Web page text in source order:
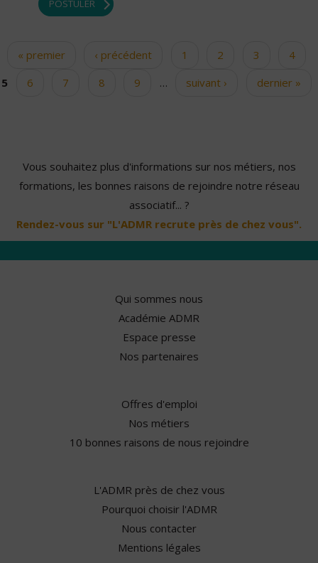
POSTULER
Pages
« premier ‹ précédent 1 2 3
4
5
6 7 8 9 … suivant › dernier »
Vous souhaitez plus d'informations sur nos métiers, nos
formations, les bonnes raisons de rejoindre notre réseau
associatif... ?
Rendez-vous sur "L'ADMR recrute près de chez vous".
Qui sommes nous
Académie ADMR
Espace presse
Nos partenaires
Offres d'emploi
Nos métiers
10 bonnes raisons de nous rejoindre
L'ADMR près de chez vous
Pourquoi choisir l'ADMR
Nous contacter
Mentions légales